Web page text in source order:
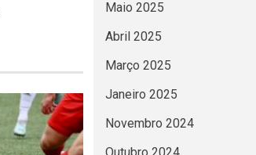
Maio 2025
Abril 2025
Março 2025
Janeiro 2025
Novembro 2024